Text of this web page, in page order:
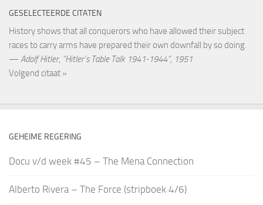
GESELECTEERDE CITATEN
History shows that all conquerors who have allowed their subject
races to carry arms have prepared their own downfall by so doing.
— Adolf Hitler, “Hitler’s Table Talk 1941-1944”, 1951
Volgend citaat »
GEHEIME REGERING
Docu v/d week #45 – The Mena Connection
Alberto Rivera – The Force (stripboek 4/6)